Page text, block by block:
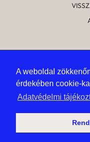
A weboldal
érdekében cookie-
Adatvédelmi
A weboldal
érdekében cookie-
Adatvédelmi